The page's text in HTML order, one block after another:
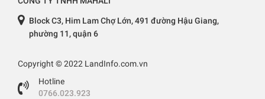
Block C3, Him Lam Chợ Lớn, 491 đường Hậu Giang,
phường 11, quận 6
Copyright © 2022 LandInfo.com.vn
Hotline
0766.023.923